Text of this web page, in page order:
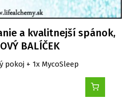
a kvalitnejší spánok,
BALÍČEK
pokoj + 1x MycoSleep